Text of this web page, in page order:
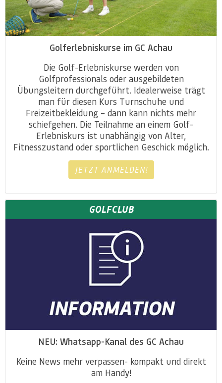
Golferlebniskurse im GC Achau
Die Golf-Erlebniskurse werden von
Golfprofessionals oder ausgebildeten
Übungsleitern durchgeführt. Idealerweise trägt
man für diesen Kurs Turnschuhe und
Freizeitbekleidung – dann kann nichts mehr
schiefgehen. Die Teilnahme an einem Golf-
Erlebniskurs ist unabhängig von Alter,
Fitnesszustand oder sportlichen Geschick möglich.
JETZT ANMELDEN!
GOLFCLUB
NEU: Whatsapp-Kanal des GC Achau
Keine News mehr verpassen- kompakt und direkt
am Handy!